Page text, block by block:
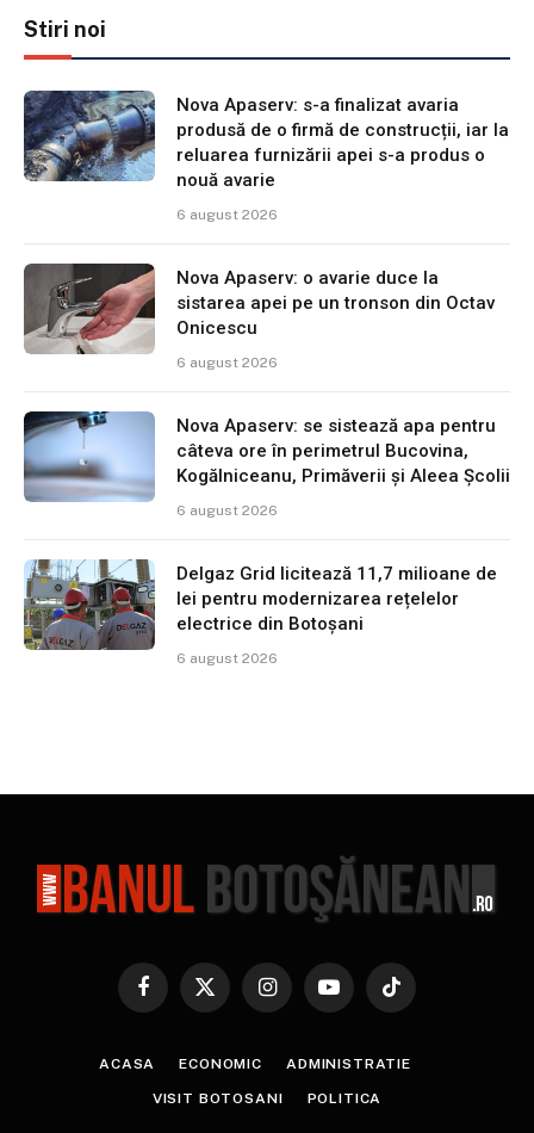
Stiri noi
Nova Apaserv: s-a finalizat avaria
produsă de o firmă de construcții, iar la
reluarea furnizării apei s-a produs o
nouă avarie
6 august 2026
Nova Apaserv: o avarie duce la
sistarea apei pe un tronson din Octav
Onicescu
6 august 2026
Nova Apaserv: se sistează apa pentru
câteva ore în perimetrul Bucovina,
Kogălniceanu, Primăverii și Aleea Școlii
6 august 2026
Delgaz Grid licitează 11,7 milioane de
lei pentru modernizarea rețelelor
electrice din Botoșani
6 august 2026
Facebook
X
InstagramYouTubeTikTok
ACASA ECONOMIC ADMINISTRATIE
VISIT BOTOSANI POLITICA